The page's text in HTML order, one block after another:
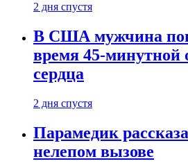
2 дня спустя
В США мужчина
время 45-минутной
сердца
2 дня спустя
Парамедик
нелепом вызове